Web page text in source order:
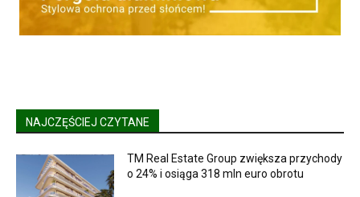
NAJCZĘŚCIEJ CZYTANE
TM Real Estate Group zwiększa przychody
o 24% i osiąga 318 mln euro obrotu